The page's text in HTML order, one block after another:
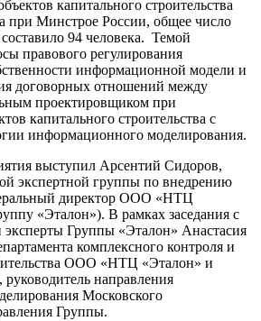
капитального строительства
при Минстрое России, общее число
94 человека. Темой
правового регулирования
информационной модели и
договорных отношений между
проектировщиком при
капитального строительства с
информационного моделирования.
выступил Арсентий Сидоров,
экспертной группы по внедрению
директор ООО «НТЦ
«Эталон»). В рамках заседания с
Группы «Эталон» Анастасия
комплексного контроля и
ООО «НТЦ «Эталон» и
направления
Московского
Группы.